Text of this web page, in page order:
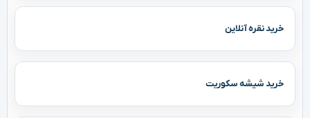
خرید نقره آنلاین
خرید شیشه سکوریت